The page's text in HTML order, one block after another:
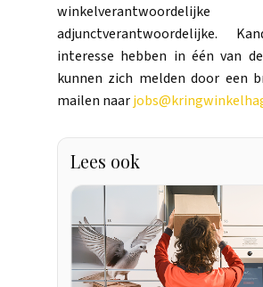
adjunctverantwoordelijke.
interesse hebben in één van
kunnen zich melden door een
mailen naar
Lees ook